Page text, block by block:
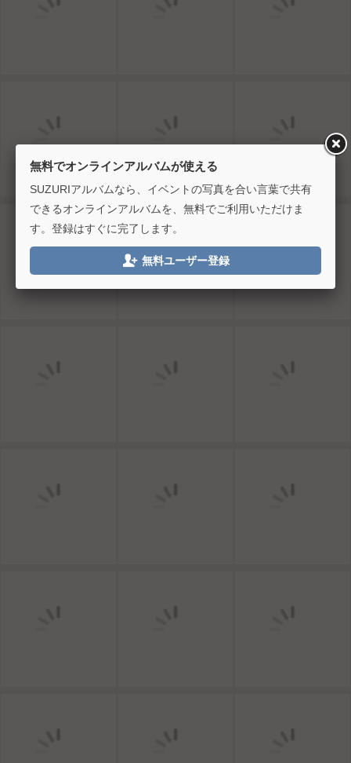
無料でオンラインアルバムが使える
SUZURIアルバムなら、イベントの写真を合い言葉で共有
できるオンラインアルバムを、無料でご利用いただけま
す。登録はすぐに完了します。
 無料ユーザー登録